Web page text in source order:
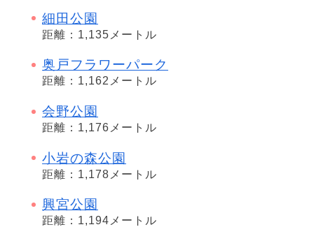
細田公園
距離：1,135メートル
奥戸フラワーパーク
距離：1,162メートル
会野公園
距離：1,176メートル
小岩の森公園
距離：1,178メートル
興宮公園
距離：1,194メートル